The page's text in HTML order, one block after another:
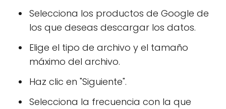
Selecciona los productos de Google de
los que deseas descargar los datos.
Elige el tipo de archivo y el tamaño
máximo del archivo.
Haz clic en "Siguiente".
Selecciona la frecuencia con la que